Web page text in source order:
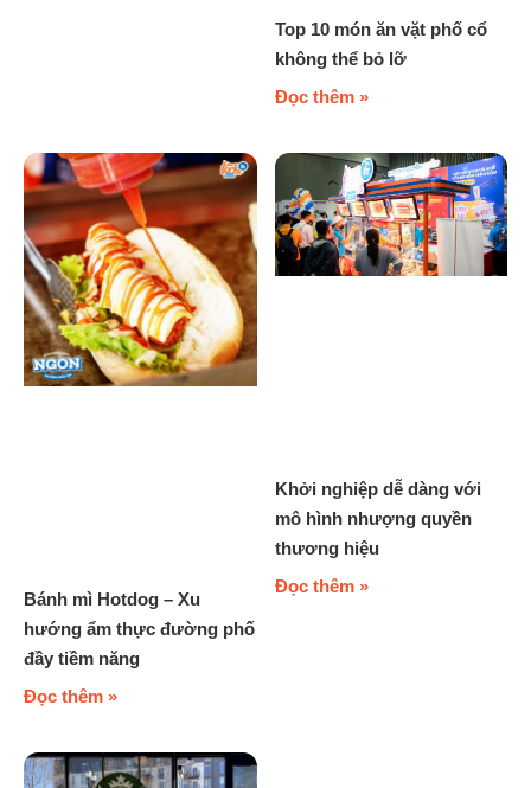
Top 10 món ăn vặt phố cổ
không thể bỏ lỡ
Đọc thêm »
Bánh mì Hotdog – Xu
hướng ẩm thực đường phố
đầy tiềm năng
Đọc thêm »
Khởi nghiệp dễ dàng với
mô hình nhượng quyền
thương hiệu
Đọc thêm »